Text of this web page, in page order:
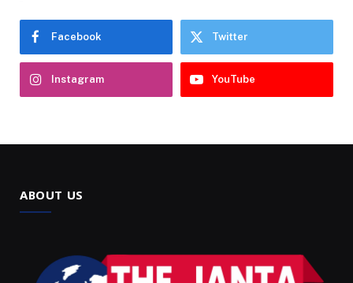
Facebook Twitter
Instagram YouTube
ABOUT US